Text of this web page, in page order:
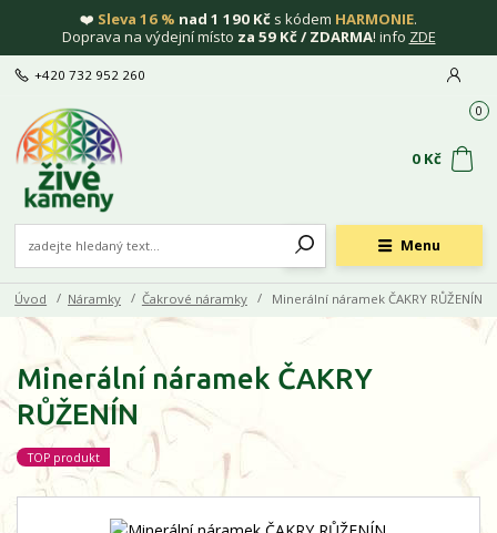
❤️ Sleva 16 % nad 1 190 Kč s kódem HARMONIE.
Doprava na výdejní místo za 59 Kč / ZDARMA! info ZDE
Menu
+420 732 952 260
0
0 Kč
Úvod Náramky Čakrové náramky Minerální náramek ČAKRY RŮŽENÍN
Minerální náramek ČAKRY
RŮŽENÍN
TOP produkt